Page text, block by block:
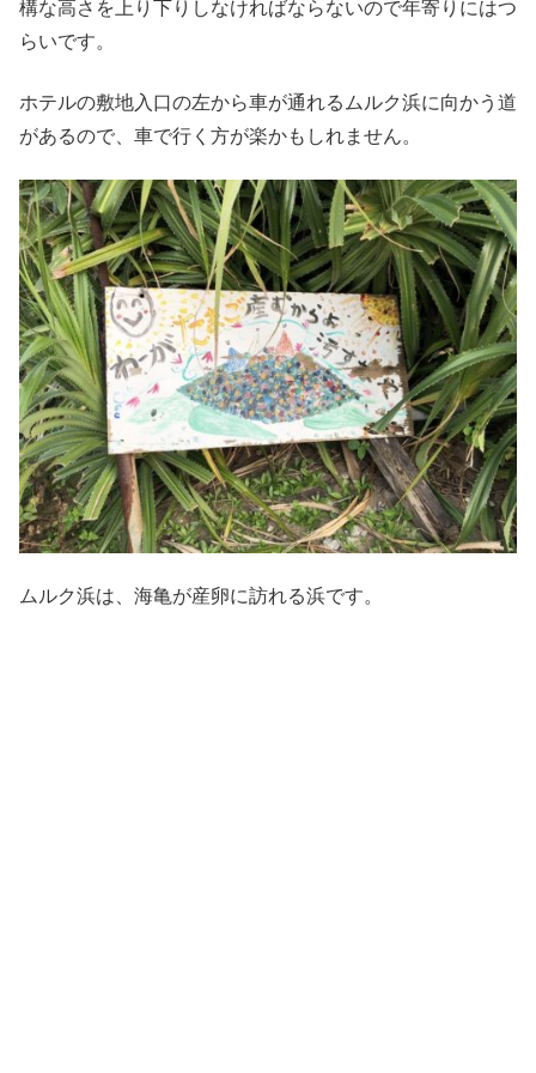
構な高さを上り下りしなければならないので年寄りにはつ
らいです。
ホテルの敷地入口の左から車が通れるムルク浜に向かう道
があるので、車で行く方が楽かもしれません。
ムルク浜は、海亀が産卵に訪れる浜です。